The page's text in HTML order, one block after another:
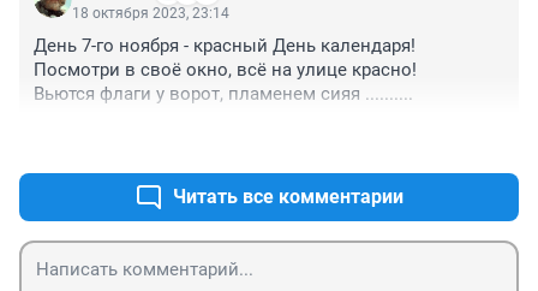
18 октября 2023, 23:14
День 7-го ноября - красный День календаря!
Посмотри в своё окно, всё на улице красно!
Вьются флаги у ворот, пламенем сияя ..........
Читать все комментарии